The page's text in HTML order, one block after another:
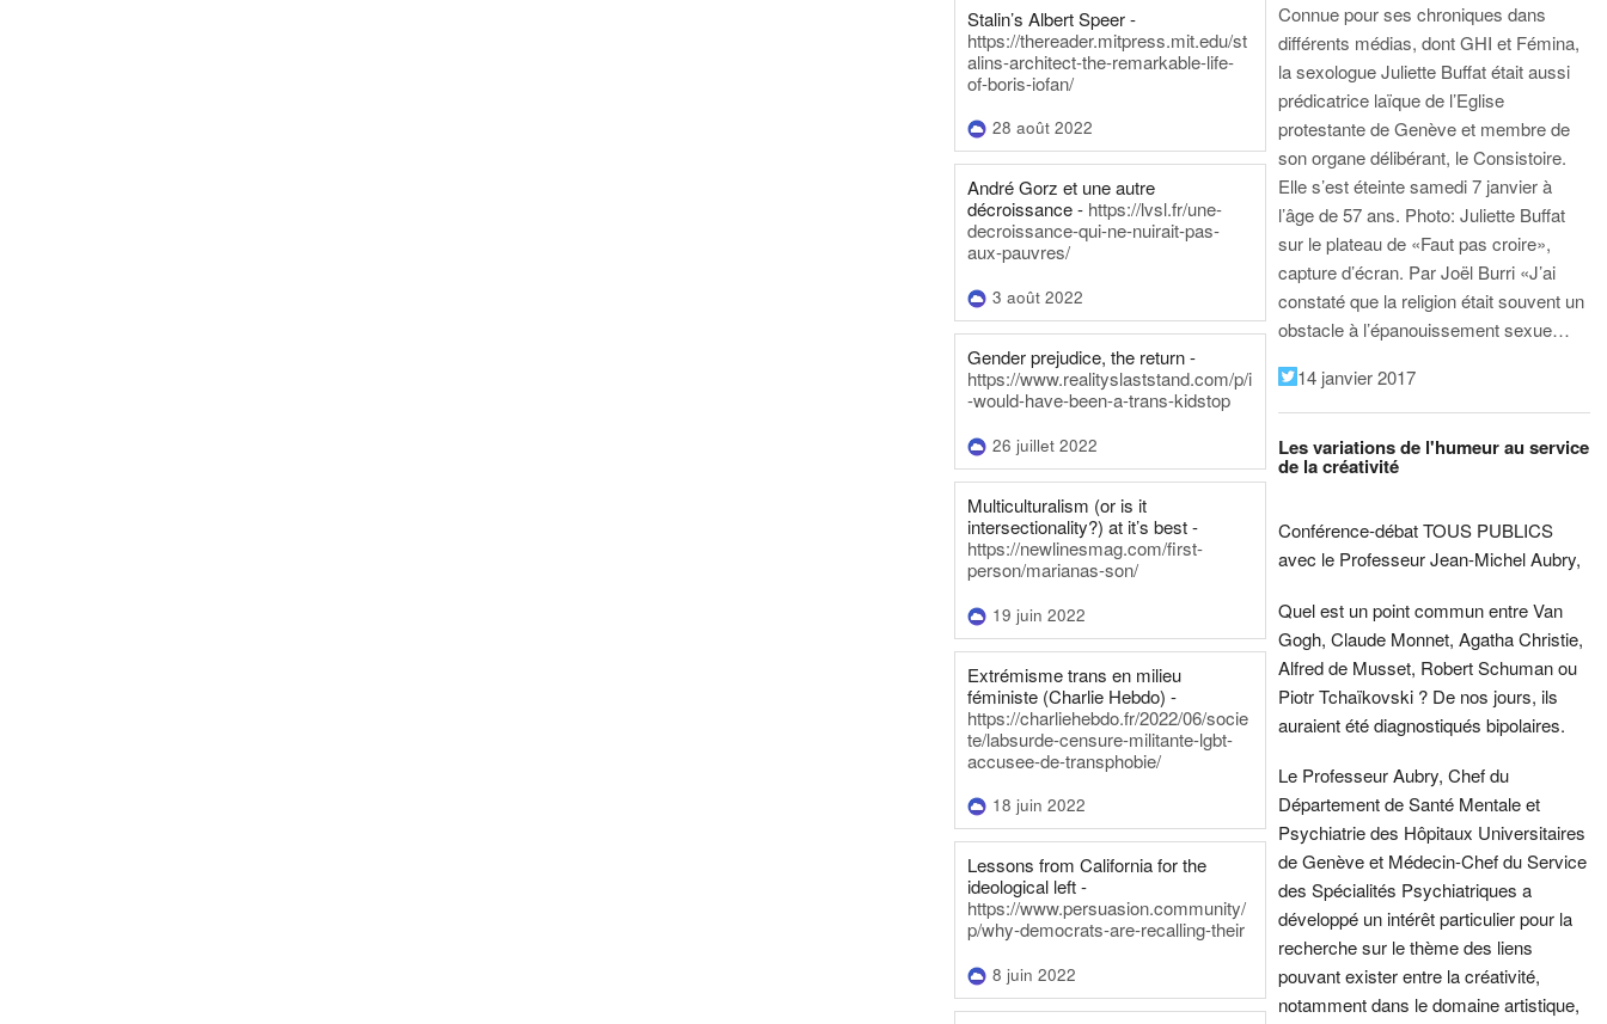
Stalin’s Albert Speer -
https://thereader.mitpress.mit.edu/st
alins-architect-the-remarkable-life-
of-boris-iofan/
28 août 2022
André Gorz et une autre
décroissance - https://lvsl.fr/une-
decroissance-qui-ne-nuirait-pas-
aux-pauvres/
3 août 2022
Gender prejudice, the return -
https://www.realityslaststand.com/p/i
-would-have-been-a-trans-kidstop
26 juillet 2022
Multiculturalism (or is it
intersectionality?) at it’s best -
https://newlinesmag.com/first-
person/marianas-son/
19 juin 2022
Extrémisme trans en milieu
féministe (Charlie Hebdo) -
https://charliehebdo.fr/2022/06/socie
te/labsurde-censure-militante-lgbt-
accusee-de-transphobie/
18 juin 2022
Lessons from California for the
ideological left -
https://www.persuasion.community/
p/why-democrats-are-recalling-their
8 juin 2022
Connue pour ses chroniques dans
différents médias, dont GHI et Fémina,
la sexologue Juliette Buffat était aussi
prédicatrice laïque de l’Eglise
protestante de Genève et membre de
son organe délibérant, le Consistoire.
Elle s’est éteinte samedi 7 janvier à
l’âge de 57 ans. Photo: Juliette Buffat
sur le plateau de «Faut pas croire»,
capture d’écran. Par Joël Burri «J’ai
constaté que la religion était souvent un
obstacle à l’épanouissement sexue…
14 janvier 2017
Les variations de l'humeur au service
de la créativité
Conférence-débat TOUS PUBLICS
avec le Professeur Jean-Michel Aubry,
Quel est un point commun entre Van
Gogh, Claude Monnet, Agatha Christie,
Alfred de Musset, Robert Schuman ou
Piotr Tchaïkovski ? De nos jours, ils
auraient été diagnostiqués bipolaires.
Le Professeur Aubry, Chef du
Département de Santé Mentale et
Psychiatrie des Hôpitaux Universitaires
de Genève et Médecin-Chef du Service
des Spécialités Psychiatriques a
développé un intérêt particulier pour la
recherche sur le thème des liens
pouvant exister entre la créativité,
notamment dans le domaine artistique,